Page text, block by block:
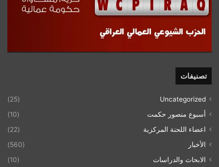
تصنيفات
Uncategorized
(25)
أسبوع منصور حكمت
(10)
اعضاء اللحنة المركزية
(22)
الأخبار
(560)
الابحاث والدراسات
(10)